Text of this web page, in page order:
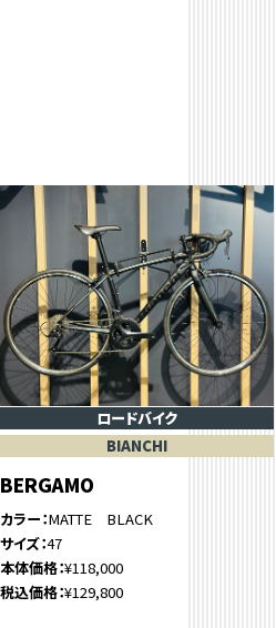
ロードバイク
BIANCHI
BERGAMO
カラー MATTE BLACK
サイズ 47
本体価格 ¥118,000
税込価格 ¥129,800